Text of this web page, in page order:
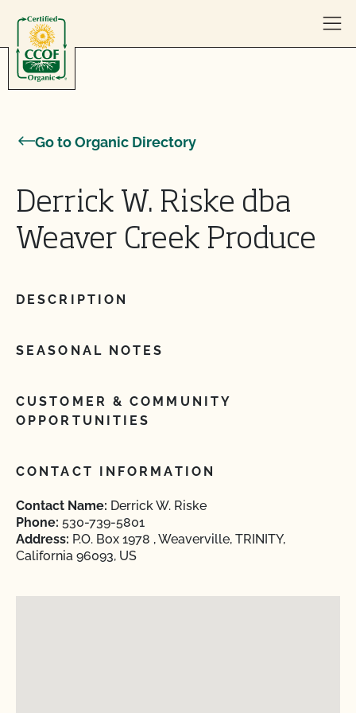
Go to Organic Directory
Derrick W. Riske dba
Weaver Creek Produce
DESCRIPTION
SEASONAL NOTES
CUSTOMER & COMMUNITY
OPPORTUNITIES
CONTACT INFORMATION
Contact Name: Derrick W. Riske
Phone: 530-739-5801
Address: P.O. Box 1978 , Weaverville, TRINITY,
California 96093, US